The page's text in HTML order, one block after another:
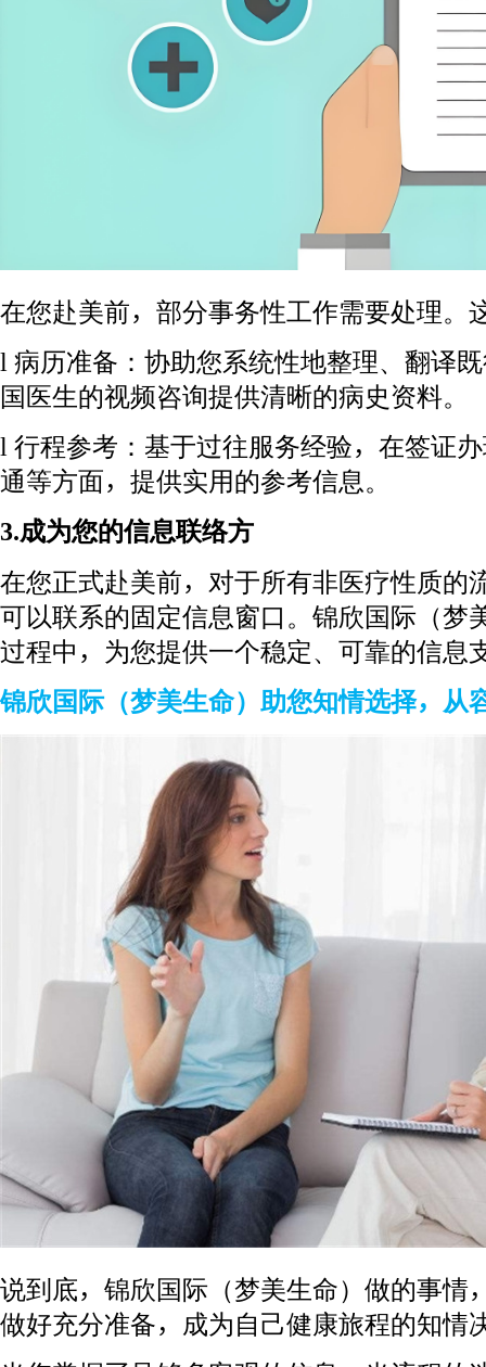
在您赴美前，部分事务性工作需要处理。
l 病历准备：协助您系统性地整理、翻译
国医生的视频咨询提供清晰的病史资料。
l 行程参考：基于过往服务经验，在签证
通等方面，提供实用的参考信息。
3.成为您的信息联络方
在您正式赴美前，对于所有非医疗性质的
可以联系的固定信息窗口。锦欣国际（梦
过程中，为您提供一个稳定、可靠的信息
锦欣国际（梦美生命）助您知情选择，从
说到底，锦欣国际（梦美生命）做的事情
做好充分准备，成为自己健康旅程的知情